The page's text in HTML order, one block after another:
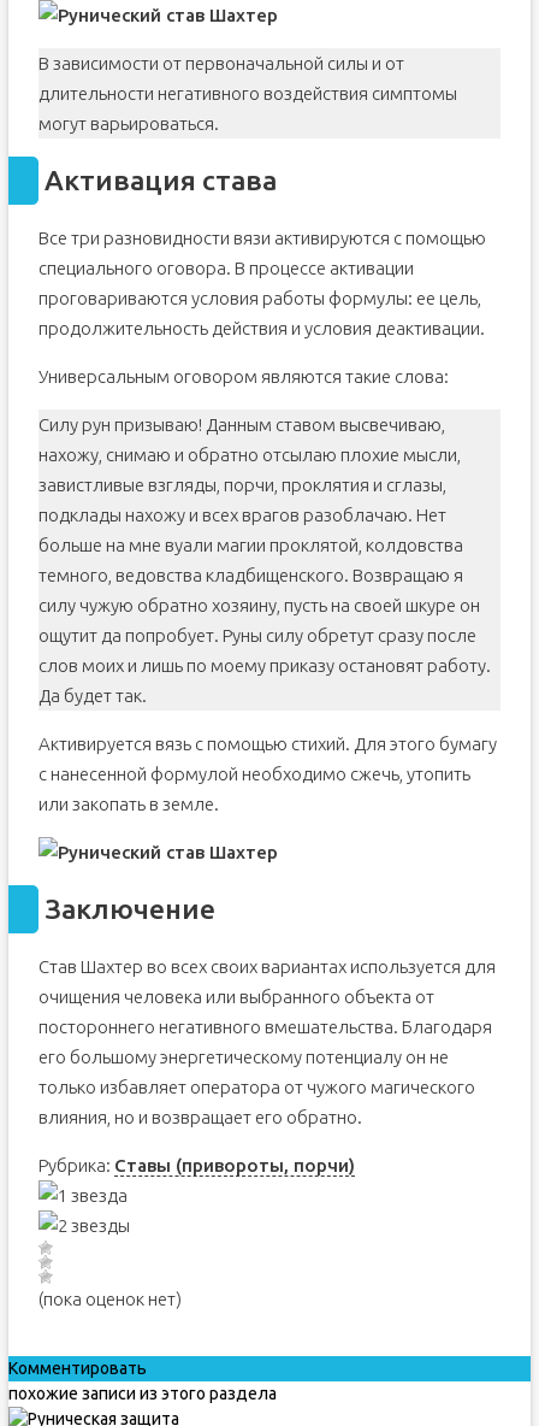
В зависимости от первоначальной силы и от
длительности негативного воздействия симптомы
могут варьироваться.
Активация става
Все три разновидности вязи активируются с помощью
специального оговора. В процессе активации
проговариваются условия работы формулы: ее цель,
продолжительность действия и условия деактивации.
Универсальным оговором являются такие слова:
Силу рун призываю! Данным ставом высвечиваю,
нахожу, снимаю и обратно отсылаю плохие мысли,
завистливые взгляды, порчи, проклятия и сглазы,
подклады нахожу и всех врагов разоблачаю. Нет
больше на мне вуали магии проклятой, колдовства
темного, ведовства кладбищенского. Возвращаю я
силу чужую обратно хозяину, пусть на своей шкуре он
ощутит да попробует. Руны силу обретут сразу после
слов моих и лишь по моему приказу остановят работу.
Да будет так.
Активируется вязь с помощью стихий. Для этого бумагу
с нанесенной формулой необходимо сжечь, утопить
или закопать в земле.
Заключение
Став Шахтер во всех своих вариантах используется для
очищения человека или выбранного объекта от
постороннего негативного вмешательства. Благодаря
его большому энергетическому потенциалу он не
только избавляет оператора от чужого магического
влияния, но и возвращает его обратно.
Рубрика: Ставы (привороты, порчи)
(пока оценок нет)
Комментировать
похожие записи из этого раздела